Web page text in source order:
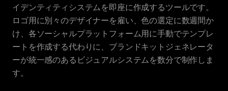
イデンティティシステムを即座に作成するツールです。
ロゴ用に別々のデザイナーを雇い、色の選定に数週間か
け、各ソーシャルプラットフォーム用に手動でテンプレ
ートを作成する代わりに、ブランドキットジェネレータ
ーが統一感のあるビジュアルシステムを数分で制作しま
す。